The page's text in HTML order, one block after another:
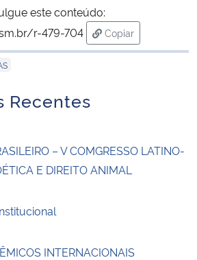
Regional
e dos Direitos Humanos
este conteúdo:
r-479-704
Copiar
para área de
Recentes
– V COMGRESSO LATINO-
E DIREITO ANIMAL
INTERNACIONAIS